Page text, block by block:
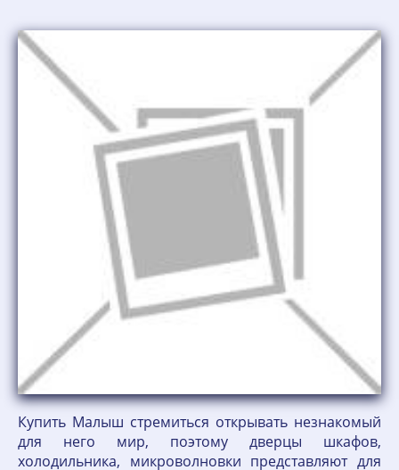
Купить Малыш стремиться открывать незнакомый
для него мир, поэтому дверцы шкафов,
холодильника, микроволновки представляют для